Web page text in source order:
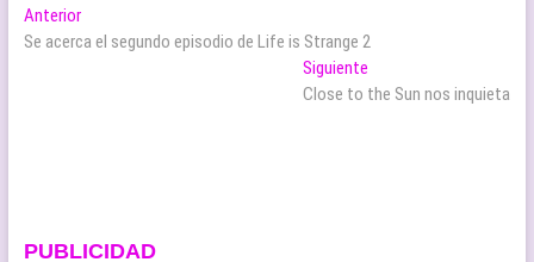
Navegación
de
AnteriorEntrada
anterior:
Se acerca el segundo episodio de Life is Strange 2
Siguiente
siguiente:
Close to the Sun nos inquieta
PUBLICIDAD